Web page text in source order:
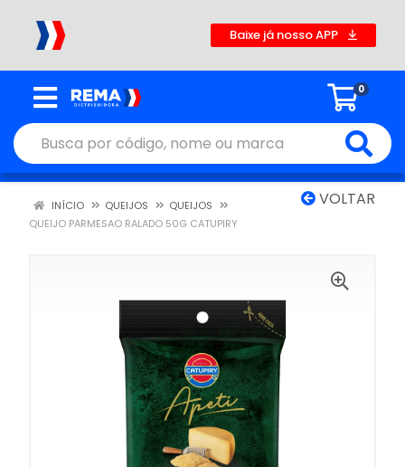
Baixe já nosso APP
0
VOLTAR
INÍCIO QUEIJOS
QUEIJOS
QUEIJO PARMESAO RALADO 50G CATUPIRY